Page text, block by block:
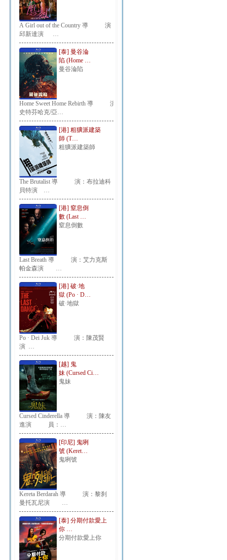
A Girl out of the Country 導 演：
邱新達演 …
[泰] 曼谷淪
陷 (Home …
曼谷淪陷
Home Sweet Home Rebirth 導 演：
史特芬哈克/亞…
[港] 粗獷派建築
師 (T…
粗獷派建築師
The Brutalist 導 演：布拉迪科
貝特演 …
[港] 窒息倒
數 (Last …
窒息倒數
Last Breath 導 演：艾力克斯
帕金森演 …
[港] 破·地
獄 (Po · D…
破·地獄
Po · Dei Juk 導 演：陳茂賢
演 …
[越] 鬼
妹 (Cursed Ci…
鬼妹
Cursed Cinderella 導 演：陳友
進演 員：…
[印尼] 鬼咧
號 (Keret…
鬼咧號
Kereta Berdarah 導 演：黎刹
曼托瓦尼演 …
[泰] 分期付款愛上
你 …
分期付款愛上你